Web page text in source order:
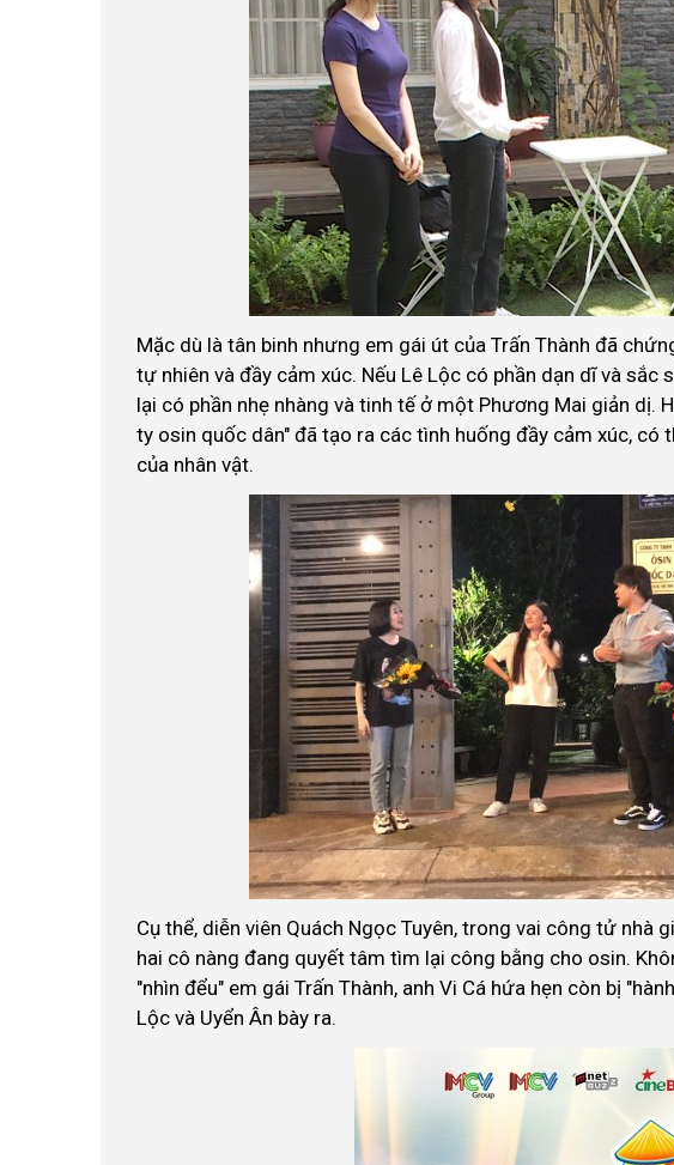
Mặc dù là tân binh nhưng em gái út của Trấn Thành đã
tự nhiên và đầy cảm xúc. Nếu Lê Lộc có phần dạn dĩ và sắc
lại có phần nhẹ nhàng và tinh tế ở một Phương Mai giản dị.
ty osin quốc dân" đã tạo ra các tình huống đầy cảm xúc, có
của nhân vật.
Cụ thể, diễn viên Quách Ngọc Tuyên, trong vai công tử nhà
hai cô nàng đang quyết tâm tìm lại công bằng cho osin.
"nhìn đểu" em gái Trấn Thành, anh Vi Cá hứa hẹn còn bị
Lộc và Uyển Ân bày ra.